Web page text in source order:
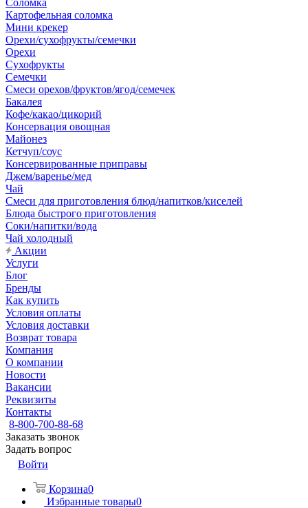
Соломка
Картофельная соломка
Мини крекер
Орехи/сухофрукты/семечки
Орехи
Сухофрукты
Семечки
Смеси орехов/фруктов/ягод/семечек
Бакалея
Кофе/какао/цикорий
Консервация овощная
Майонез
Кетчуп/соус
Консервированные приправы
Джем/варенье/мед
Чай
Смеси для приготовления блюд/напитков/киселей
Блюда быстрого приготовления
Соки/напитки/вода
Чай холодный
Акции
Услуги
Блог
Бренды
Как купить
Условия оплаты
Условия доставки
Возврат товара
Компания
О компании
Новости
Вакансии
Реквизиты
Контакты
8-800-700-88-68
Заказать звонок
Задать вопрос
Войти
Корзина0
Избранные товары0